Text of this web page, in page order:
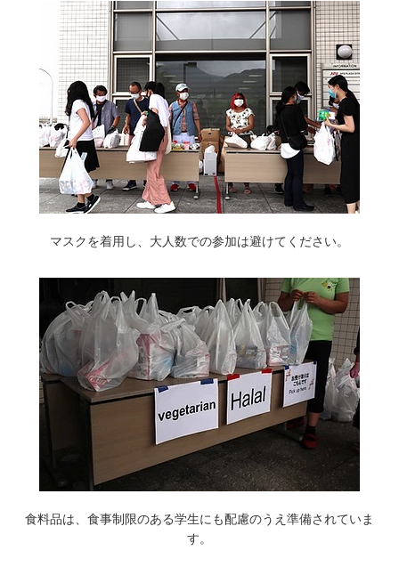
マスクを着用し、大人数での参加は避けてください。
食料品は、食事制限のある学生にも配慮のうえ準備されていま
す。